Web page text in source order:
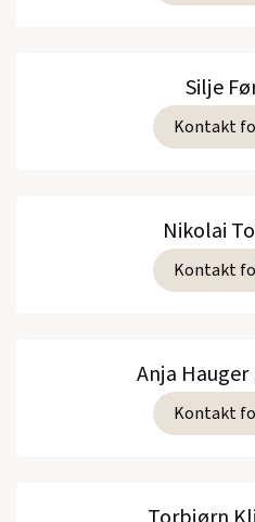
Silje
Kontakt
Nikolai
Kontakt
Anja
Kontakt